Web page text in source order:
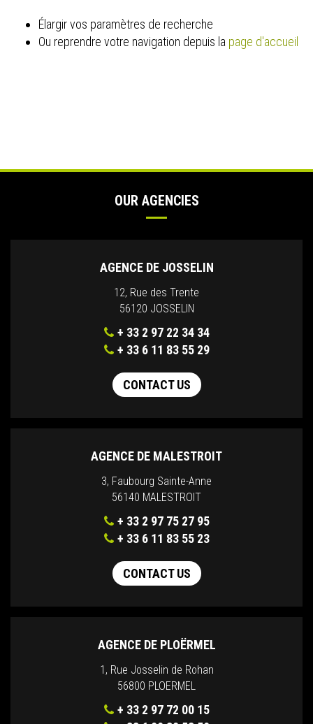
Élargir vos paramètres de recherche
Ou reprendre votre navigation depuis la page d'accueil
OUR AGENCIES
AGENCE DE JOSSELIN
12, Rue des Trente
56120 JOSSELIN
+ 33 2 97 22 34 34
+ 33 6 11 83 55 29
CONTACT US
AGENCE DE MALESTROIT
3, Faubourg Sainte-Anne
56140 MALESTROIT
+ 33 2 97 75 27 95
+ 33 6 11 83 55 23
CONTACT US
AGENCE DE PLOËRMEL
1, Rue Josselin de Rohan
56800 PLOERMEL
+ 33 2 97 72 00 15